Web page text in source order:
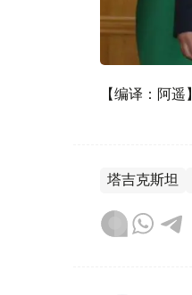
【编译：阿遥】
塔吉克斯坦